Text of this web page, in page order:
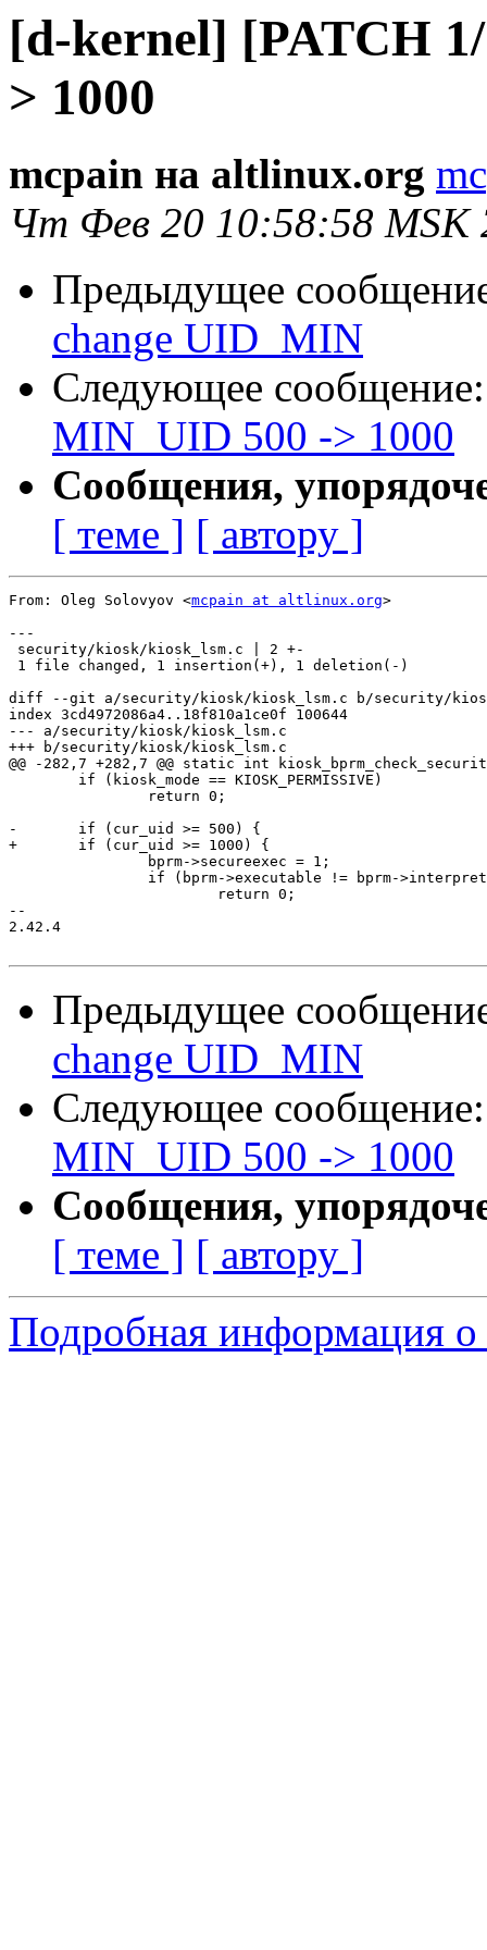
[d-kernel] [PATCH
> 1000
mcpain на altlinux.org
Чт Фев 20 10:58:58 MSK
Предыдущее
change UID_MIN
Следующее
MIN_UID 500 -> 1000
Сообщения,
[ теме ] [ автору ]
From: Oleg Solovyov <mcpain at altlinux.org>
---
security/kiosk/kiosk_lsm.c | 2 +-
1 file changed, 1 insertion(+), 1 deletion(-)
diff --git a/security/kiosk/kiosk_lsm.c b/security/
index 3cd4972086a4..18f810a1ce0f 100644
--- a/security/kiosk/kiosk_lsm.c
+++ b/security/kiosk/kiosk_lsm.c
@@ -282,7 +282,7 @@ static int
-	if (cur_uid >= 500) {
+	if (cur_uid >= 1000) {
--
2.42.4
Предыдущее
change UID_MIN
Следующее
MIN_UID 500 -> 1000
Сообщения,
[ теме ] [ автору ]
Подробная информация о